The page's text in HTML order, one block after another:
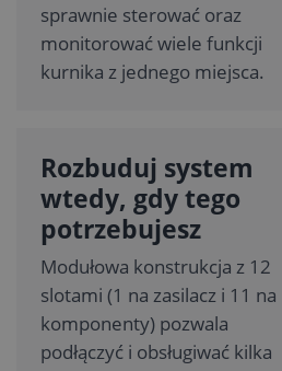
sprawnie sterować oraz
monitorować wiele funkcji
kurnika z jednego miejsca.
Rozbuduj system
wtedy, gdy tego
potrzebujesz
Modułowa konstrukcja z 12
slotami (1 na zasilacz i 11 na
komponenty) pozwala
podłączyć i obsługiwać kilka